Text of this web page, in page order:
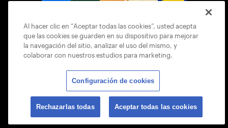
© 2026 USTA ALL RIGHTS RESERVED
Al hacer clic en “Aceptar todas las cookies”, usted acepta
que las cookies se guarden en su dispositivo para mejorar
la navegación del sitio, analizar el uso del mismo, y
colaborar con nuestros estudios para marketing.
Configuración de cookies
Rechazarlas todas Aceptar todas las cookies